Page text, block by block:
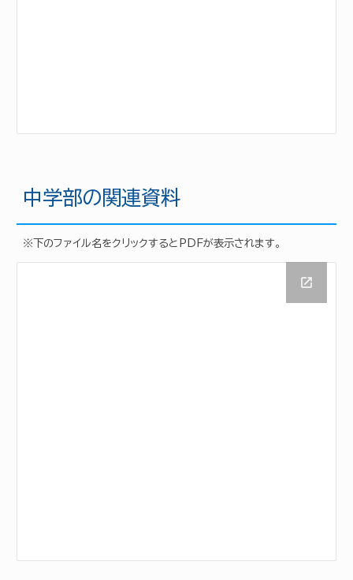
中学部の関連資料
※下のファイル名をクリックするとPDFが表示されます。